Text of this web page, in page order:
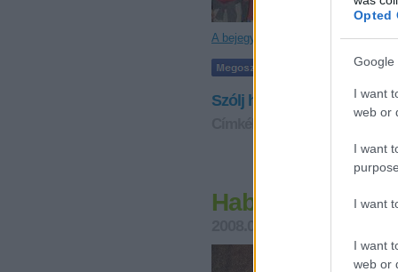
Opted
Google
I want
web or
I want
I want
I want
web or
A bejegyzés a tovább után
Tetszik
Szólj hozzá!
Habók János
Habók